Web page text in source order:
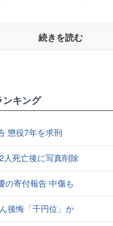
続きを読む
キング
懲役7年を求刑
人死亡後に写真削除
の寄付報告 中傷も
後悔「千円位」か